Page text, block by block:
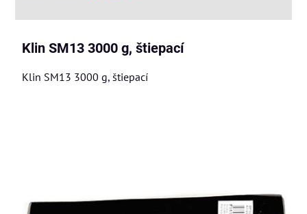
Klin SM13 3000 g, štiepací
Klin SM13 3000 g, štiepací